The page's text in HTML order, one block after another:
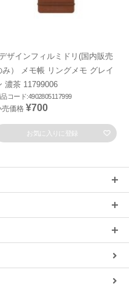
ザインフィルミドリ(国内販売
み） メモ帳 リングメモ グレイ
濃茶 11799006
コード:4902805117999
売価格 ¥700
お気に入りに登録